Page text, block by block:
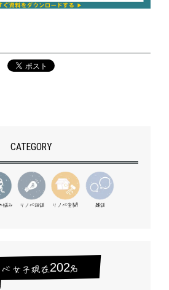
CATEGORY
202